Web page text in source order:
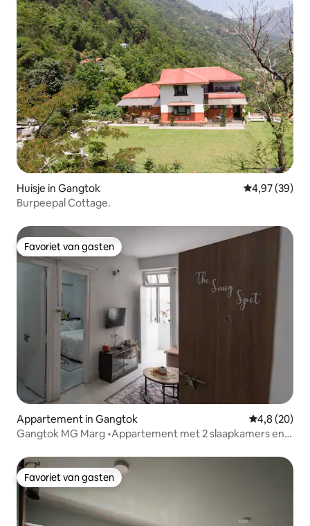
Huisje in Gangtok Gemiddelde
4,97 (39)
Burpeepal Cottage.
Favoriet van gasten
Favoriet van gasten
Appartement in Gangtok Gemiddelde
4,8 (20)
Gangtok MG Marg •Appartement met 2 slaapkamers en
Favoriet van gasten
Favoriet van gasten